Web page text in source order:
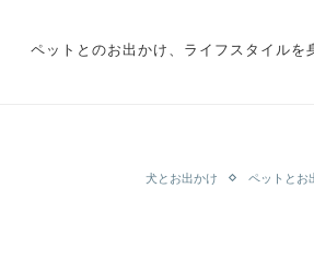
ペットとのお出かけ、ライフスタイルを
犬とお出かけ ペットとお